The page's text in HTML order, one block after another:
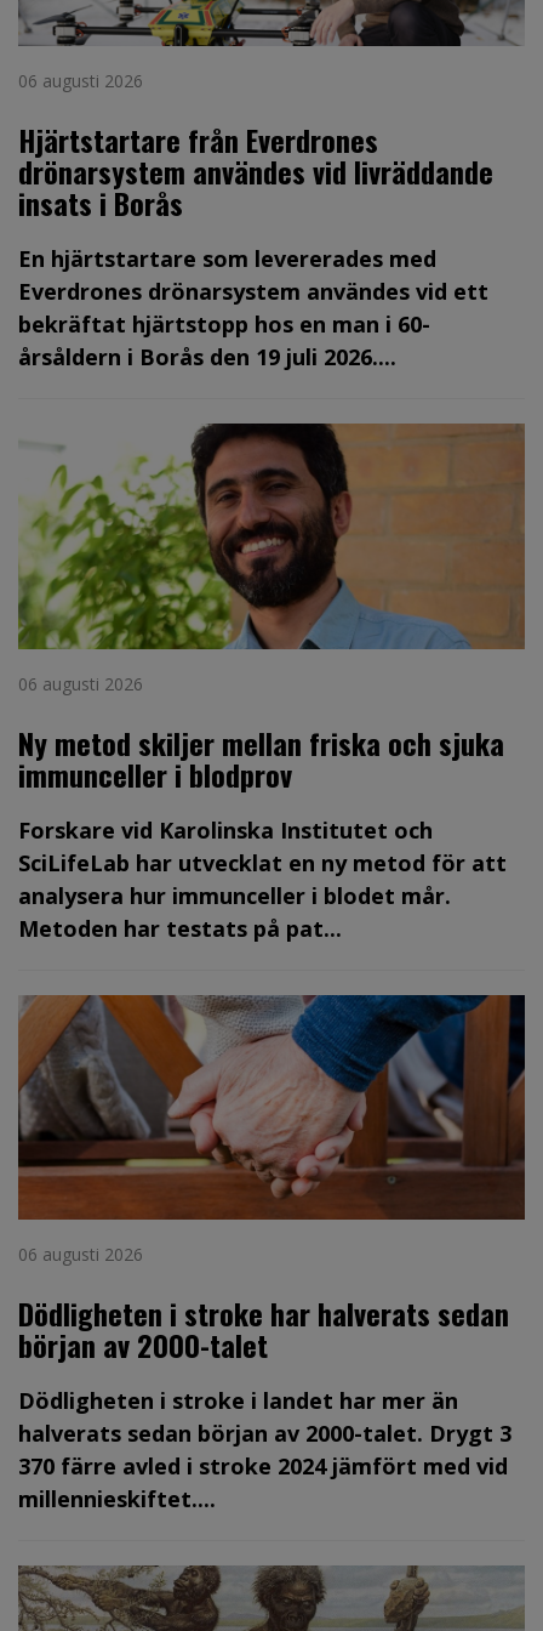
06 augusti 2026
Hjärtstartare från Everdrones
drönarsystem användes vid livräddande
insats i Borås
En hjärtstartare som levererades med
Everdrones drönarsystem användes vid ett
bekräftat hjärtstopp hos en man i 60-
årsåldern i Borås den 19 juli 2026....
06 augusti 2026
Ny metod skiljer mellan friska och sjuka
immunceller i blodprov
Forskare vid Karolinska Institutet och
SciLifeLab har utvecklat en ny metod för att
analysera hur immunceller i blodet mår.
Metoden har testats på pat...
06 augusti 2026
Dödligheten i stroke har halverats sedan
början av 2000-talet
Dödligheten i stroke i landet har mer än
halverats sedan början av 2000-talet. Drygt 3
370 färre avled i stroke 2024 jämfört med vid
millennieskiftet....